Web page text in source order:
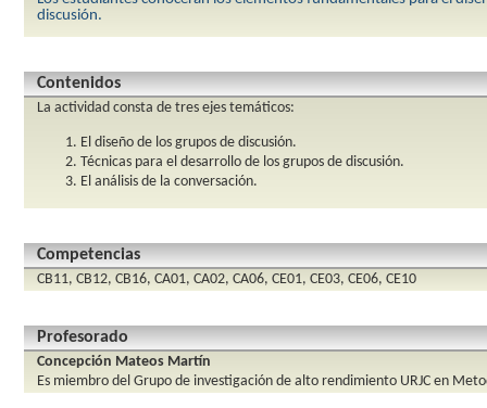
discusión.
Contenidos
La actividad consta de tres ejes temáticos:
El diseño de los grupos de discusión.
Técnicas para el desarrollo de los grupos de discusión.
El análisis de la conversación.
Competencias
CB11, CB12, CB16, CA01, CA02, CA06, CE01, CE03, CE06, CE10
Profesorado
Concepción Mateos Martín
Es miembro del Grupo de investigación de alto rendimiento URJC en